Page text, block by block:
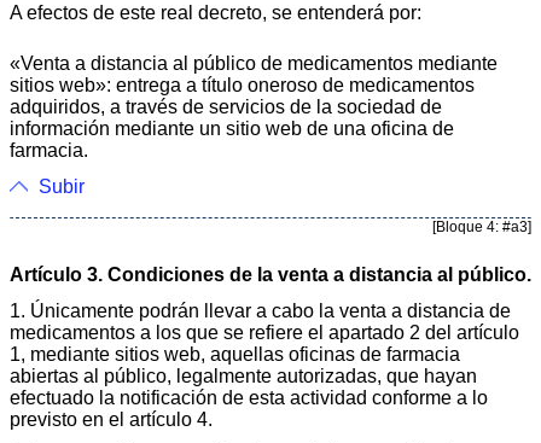
A efectos de este real decreto, se entenderá por:
«Venta a distancia al público de medicamentos mediante
sitios web»: entrega a título oneroso de medicamentos
adquiridos, a través de servicios de la sociedad de
información mediante un sitio web de una oficina de
farmacia.
Subir
[Bloque 4: #a3]
Artículo 3. Condiciones de la venta a distancia al público.
1. Únicamente podrán llevar a cabo la venta a distancia de
medicamentos a los que se refiere el apartado 2 del artículo
1, mediante sitios web, aquellas oficinas de farmacia
abiertas al público, legalmente autorizadas, que hayan
efectuado la notificación de esta actividad conforme a lo
previsto en el artículo 4.